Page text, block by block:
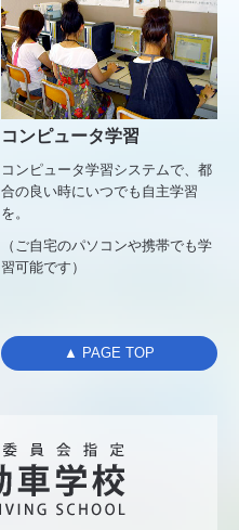
コンピュータ学習
コンピュータ学習システムで、都
合の良い時にいつでも自主学習
を。
（ご自宅のパソコンや携帯でも学
習可能です）
▲ PAGE TOP